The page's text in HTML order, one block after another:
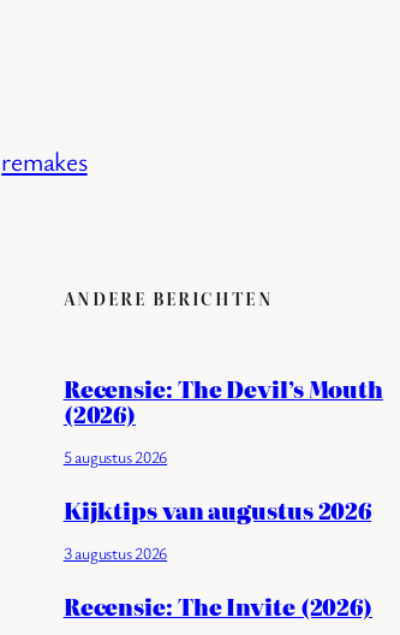
remakes
ANDERE BERICHTEN
Recensie: The Devil’s Mouth
(2026)
5 augustus 2026
Kijktips van augustus 2026
3 augustus 2026
Recensie: The Invite (2026)